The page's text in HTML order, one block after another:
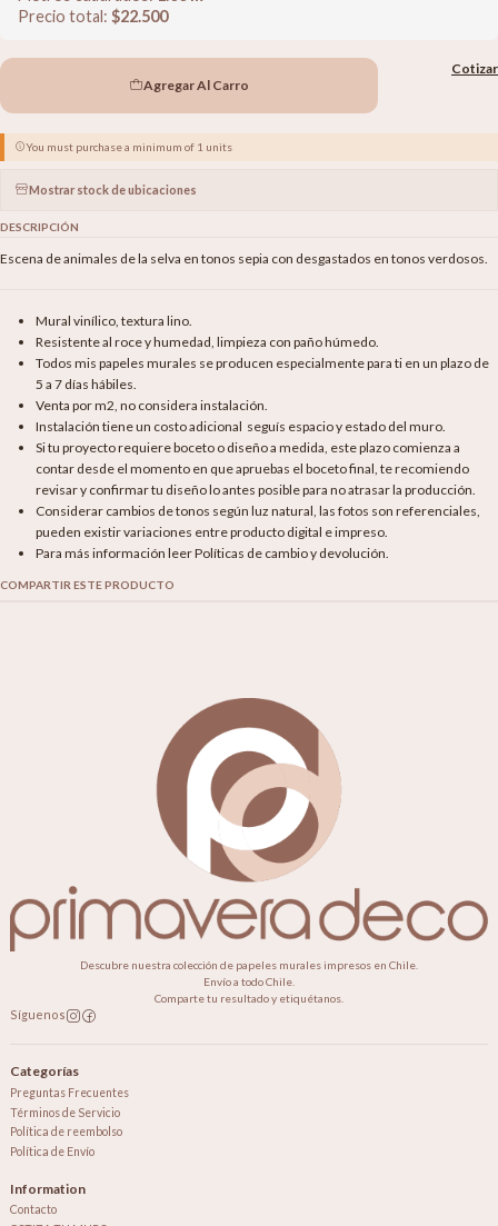
Precio total: $22.500
Agregar Al Carro
Cotizar
You must purchase a minimum of 1 units
Mostrar stock de ubicaciones
DESCRIPCIÓN
Escena de animales de la selva en tonos sepia con desgastados en tonos verdosos.
Mural vinílico, textura lino.
Resistente al roce y humedad, limpieza con paño húmedo.
Todos mis papeles murales se producen especialmente para ti en un plazo de
5 a 7 días hábiles.
Venta por m2, no considera instalación.
Instalación tiene un costo adicional seguís espacio y estado del muro.
Si tu proyecto requiere boceto o diseño a medida, este plazo comienza a
contar desde el momento en que apruebas el boceto final, te recomiendo
revisar y confirmar tu diseño lo antes posible para no atrasar la producción.
Considerar cambios de tonos según luz natural, las fotos son referenciales,
pueden existir variaciones entre producto digital e impreso.
Para más información leer Políticas de cambio y devolución.
COMPARTIR ESTE PRODUCTO
Descubre nuestra colección de papeles murales impresos en Chile.
Envío a todo Chile.
Comparte tu resultado y etiquétanos.
Síguenos
Categorías
Preguntas Frecuentes
Términos de Servicio
Política de reembolso
Política de Envío
Information
Contacto